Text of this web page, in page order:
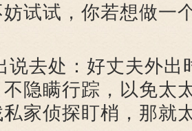
试试，你若想做一
去处：好丈夫外出
隐瞒行踪，以免太
家侦探盯梢，那就